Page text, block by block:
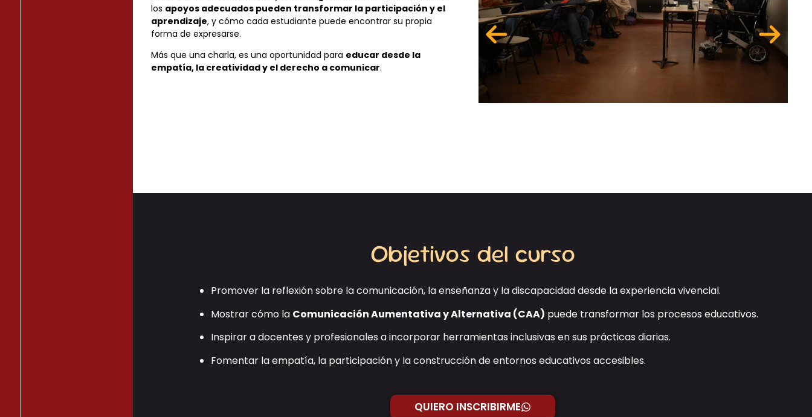
los apoyos adecuados pueden transformar la participación y el
aprendizaje, y cómo cada estudiante puede encontrar su propia
forma de expresarse.
Más que una charla, es una oportunidad para educar desde la
empatía, la creatividad y el derecho a comunicar.
Objetivos del curso
Promover la reflexión sobre la comunicación, la enseñanza y la discapacidad desde la experiencia vivencial.
Mostrar cómo la Comunicación Aumentativa y Alternativa (CAA) puede transformar los procesos educativos.
Inspirar a docentes y profesionales a incorporar herramientas inclusivas en sus prácticas diarias.
Fomentar la empatía, la participación y la construcción de entornos educativos accesibles.
QUIERO INSCRIBIRME